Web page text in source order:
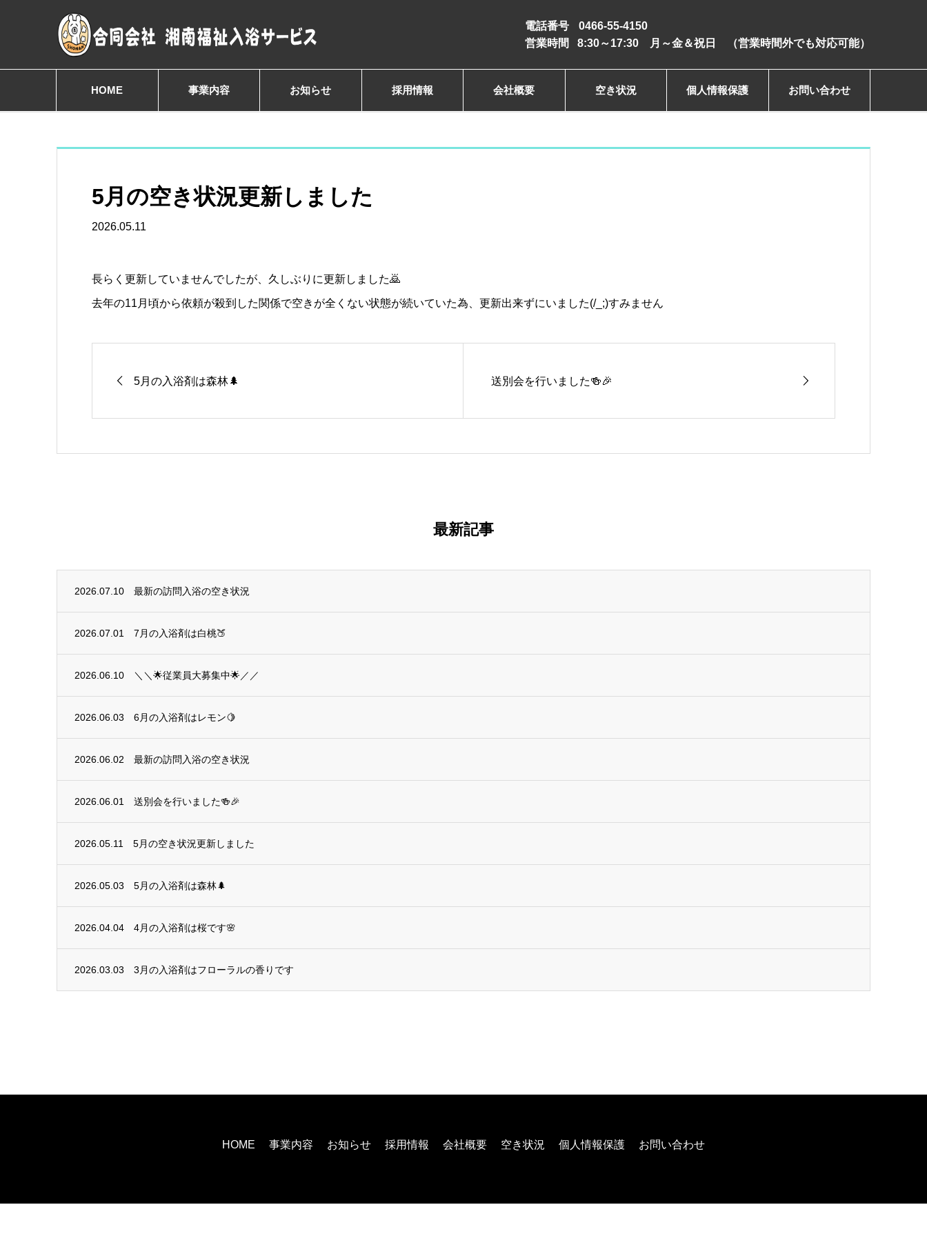
電話番号
0466-55-4150
営業時間
8:30～17:30 月～金＆祝日 （営業時間外でも対応可能）
HOME 事業内容 お知らせ 採用情報 会社概要 空き状況 個人情報保護 お問い合わせ
5月の空き状況更新しました
2026.05.11
長らく更新していませんでしたが、久しぶりに更新しました🙇
去年の11月頃から依頼が殺到した関係で空きが全くない状態が続いていた為、更新出来ずにいました(/_;)すみません
5月の入浴剤は森林🌲 送別会を行いました🍻🎉
最新記事
2026.07.10 最新の訪問入浴の空き状況
2026.07.01 7月の入浴剤は白桃🍑
2026.06.10 ＼＼🌟従業員大募集中🌟／／
2026.06.03 6月の入浴剤はレモン🍋
2026.06.02 最新の訪問入浴の空き状況
2026.06.01 送別会を行いました🍻🎉
2026.05.11 5月の空き状況更新しました
2026.05.03 5月の入浴剤は森林🌲
2026.04.04 4月の入浴剤は桜です🌸
2026.03.03 3月の入浴剤はフローラルの香りです
HOME 事業内容 お知らせ 採用情報 会社概要 空き状況 個人情報保護 お問い合わせ